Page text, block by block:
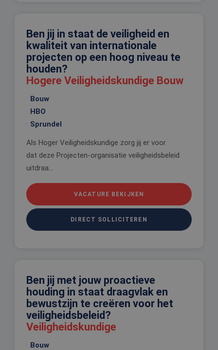
Ben jij in staat de veiligheid en
kwaliteit van internationale
projecten op een hoog niveau te
houden?
Hogere Veiligheidskundige Bouw
Bouw
HBO
Sprundel
Als Hoger Veiligheidskundige zorg jij er voor
dat deze Projecten-organisatie veiligheidsbeleid
uitdraa...
VACATURE BEKIJKEN
DIRECT SOLLICITEREN
Ben jij met jouw proactieve
houding in staat draagvlak en
bewustzijn te creëren voor het
veiligheidsbeleid?
Veiligheidskundige
Bouw